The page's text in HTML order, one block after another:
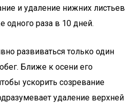
и удаление нижних листьев
одного раза в 10 дней.
развиваться только один
Ближе к осени его
ускорить созревание
удаление верхней